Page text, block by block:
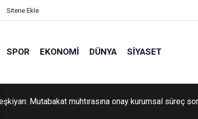
Sitene Ekle
SPOR EKONOMI DÜNYA SIYASET
Hüsam Ebu Safiyye'nin sağlık durumu kötüleşti